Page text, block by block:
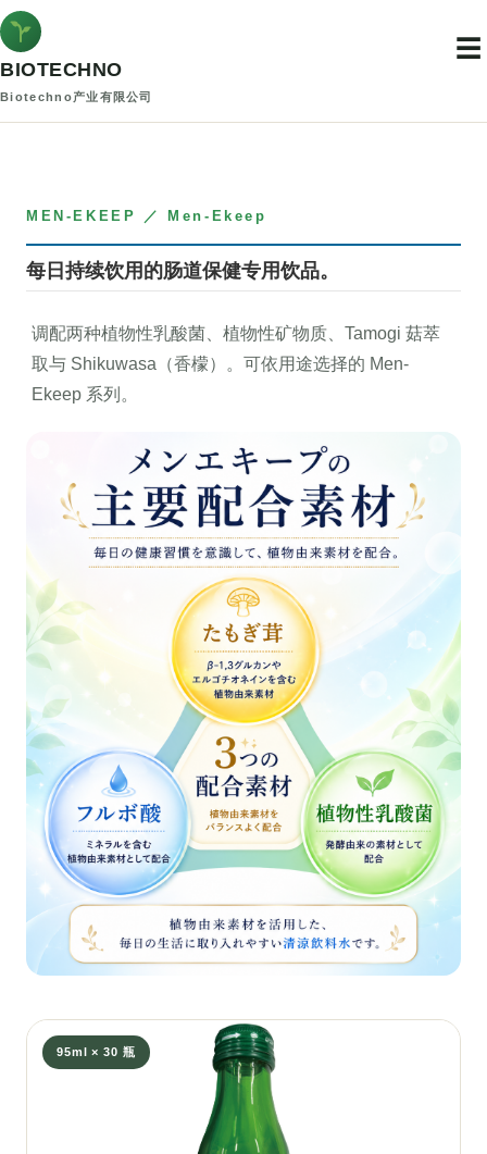
BIOTECHNO
Biotechno产业有限公司
☰
MEN-EKEEP ／ Men-Ekeep
每日持续饮用的肠道保健专用饮品。
调配两种植物性乳酸菌、植物性矿物质、Tamogi 菇萃
取与 Shikuwasa（香檬）。可依用途选择的 Men-
Ekeep 系列。
95ml × 30 瓶